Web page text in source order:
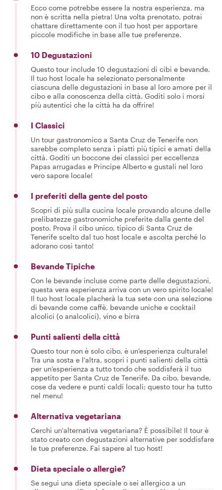
Ecco come potrebbe essere la nostra esperienza, ma
non è scritta nella pietra! Una volta prenotato, potrai
chattare direttamente con il tuo host per apportare
piccole modifiche in base alle tue preferenze.
10 Degustazioni
Questo tour include 10 degustazioni di cibi e bevande.
Il tuo host locale ha selezionato personalmente
ciascuna delle degustazioni in base al loro amore per il
cibo e alla conoscenza della città. Goditi solo i morsi
più autentici che la città ha da offrire!
I Classici
Un tour gastronomico a Santa Cruz de Tenerife non
sarebbe completo senza i piatti più tipici e amati della
città. Goditi un boccone dei classici per eccellenza
Papas arrugadas e Principe Alberto e gustali nel loro
vero sapore locale!
I preferiti della gente del posto
Scopri di più sulla cucina locale provando alcune delle
prelibatezze gastronomiche preferite dalla gente del
posto. Prova il cibo unico, tipico di Santa Cruz de
Tenerife scelto dal tuo host locale e ascolta perché lo
adorano così tanto!
Bevande Tipiche
Con le bevande incluse come parte delle degustazioni,
questa vera esperienza arriva con un vero spirito locale!
Il tuo host locale placherà la tua sete con una selezione
di bevande come caffè, bevande uniche e cocktail
alcolici (o analcolici), vino e birra
Punti salienti della città
Questo tour non è solo cibo, è un'esperienza culturale!
Tra una sosta e l'altra, scopri i punti salienti della città
per un'esperienza a tutto tondo che soddisferà il tuo
appetito per Santa Cruz de Tenerife. Da cibo, bevande,
cose da vedere e punti caldi locali; questo tour ha tutto
nel menu!
Alternativa vegetariana
Cerchi un'alternativa vegetariana? È possibile! Il tour è
stato creato con degustazioni alternative per soddisfare
le tue preferenze. Fai sapere al tuo host!
Dieta speciale o allergie?
Se segui una dieta speciale o sei allergico a un